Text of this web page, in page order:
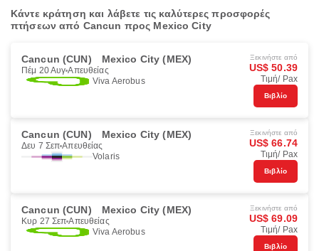
Κάντε κράτηση και λάβετε τις καλύτερες προσφορές
πτήσεων από Cancun προς Mexico City
Cancun (CUN) Mexico City (MEX)
Πέμ 20 Αυγ Απευθείας
Viva Aerobus
Ξεκινήστε από
US$ 50.39
Τιμή/ Pax
Βιβλίο
Cancun (CUN) Mexico City (MEX)
Δευ 7 Σεπ Απευθείας
Volaris
Ξεκινήστε από
US$ 66.74
Τιμή/ Pax
Βιβλίο
Cancun (CUN) Mexico City (MEX)
Κυρ 27 Σεπ Απευθείας
Viva Aerobus
Ξεκινήστε από
US$ 69.09
Τιμή/ Pax
Βιβλίο